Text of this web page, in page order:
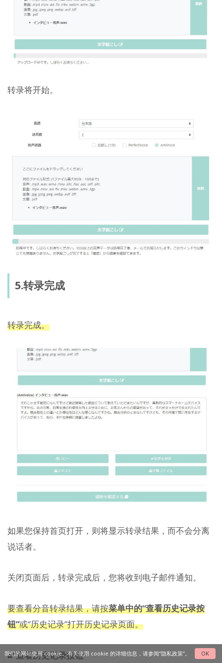
转录将开始。
5.转录完成
转录完成。
如果您保持首页打开，则将显示转录结果，而不会分离
说话者。
关闭页面后，转录完成后，您将收到电子邮件通知。
要查看分音转录结果，请按菜单中的“查看历史记录按
钮”或“历史记录”打开历史记录页面。
■“查看历史记录按钮”
我们的网站使用 cookie。有关使用 cookie 的详细信息，请参阅“隐私政策”。 OK